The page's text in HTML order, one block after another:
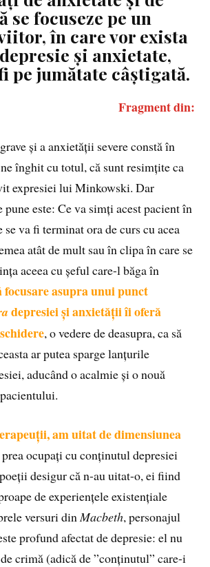
se focuseze pe un
în care vor exista
și anxietate,
pe jumătate câștigată.
Fragment din:
și a anxietății severe constă în
înghit cu totul, că sunt resimțite ca
expresiei lui Minkowski. Dar
pune este: Ce va simți acest pacient în
va fi terminat ora de curs cu acea
atât de mult sau în clipa în care se
aceea cu șeful care-l băga în
focusare asupra unui punct
depresiei și anxietății îi oferă
, o vedere de deasupra, ca să
ar putea sparge lanțurile
aducând o acalmie și o nouă
am uitat de dimensiunea
ocupați cu conținutul depresiei
desigur că n-au uitat-o, ei fiind
de experiențele existențiale
versuri din Macbeth, personajul
profund afectat de depresie: el nu
crimă (adică de ”conținutul” care-i